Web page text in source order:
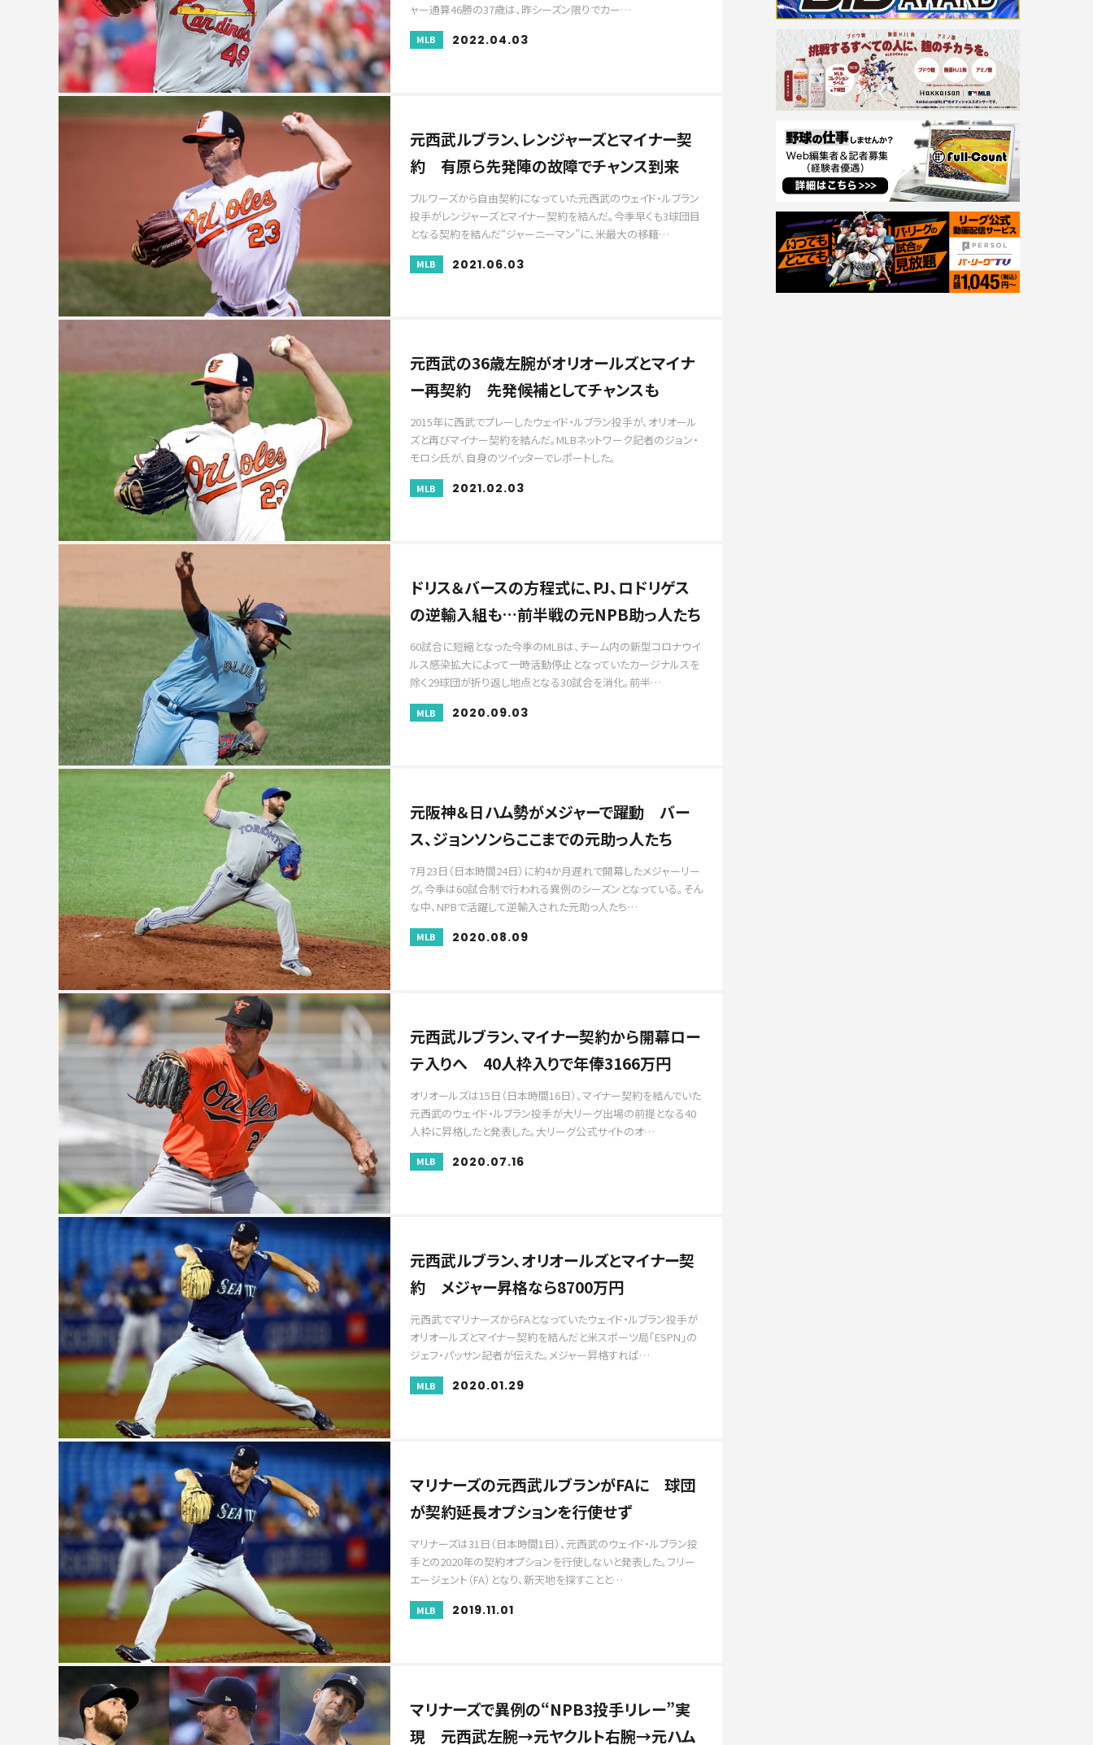
ャー通算46勝の37歳は、昨シーズン限りでカー…
MLB 2022.04.03
元西武ルブラン、レンジャーズとマイナー契
約 有原ら先発陣の故障でチャンス到来
ブルワーズから自由契約になっていた元西武のウェイド・ルブラン
投手がレンジャーズとマイナー契約を結んだ。今季早くも3球団目
となる契約を結んだ“ジャーニーマン”に、米最大の移籍…
MLB 2021.06.03
元西武の36歳左腕がオリオールズとマイナ
ー再契約 先発候補としてチャンスも
2015年に西武でプレーしたウェイド・ルブラン投手が、オリオール
ズと再びマイナー契約を結んだ。MLBネットワーク記者のジョン・
モロシ氏が、自身のツイッターでレポートした。
MLB 2021.02.03
ドリス＆バースの方程式に、PJ、ロドリゲス
の逆輸入組も…前半戦の元NPB助っ人たち
60試合に短縮となった今季のMLBは、チーム内の新型コロナウイ
ルス感染拡大によって一時活動停止となっていたカージナルスを
除く29球団が折り返し地点となる30試合を消化。前半…
MLB 2020.09.03
元阪神＆日ハム勢がメジャーで躍動 バー
ス、ジョンソンらここまでの元助っ人たち
7月23日（日本時間24日）に約4か月遅れで開幕したメジャーリー
グ。今季は60試合制で行われる異例のシーズンとなっている。そん
な中、NPBで活躍して逆輸入された元助っ人たち…
MLB 2020.08.09
元西武ルブラン、マイナー契約から開幕ロー
テ入りへ 40人枠入りで年俸3166万円
オリオールズは15日（日本時間16日）、マイナー契約を結んでいた
元西武のウェイド・ルブラン投手が大リーグ出場の前提となる40
人枠に昇格したと発表した。大リーグ公式サイトのオ…
MLB 2020.07.16
元西武ルブラン、オリオールズとマイナー契
約 メジャー昇格なら8700万円
元西武でマリナーズからFAとなっていたウェイド・ルブラン投手が
オリオールズとマイナー契約を結んだと米スポーツ局「ESPN」の
ジェフ・パッサン記者が伝えた。メジャー昇格すれば…
MLB 2020.01.29
マリナーズの元西武ルブランがFAに 球団
が契約延長オプションを行使せず
マリナーズは31日（日本時間1日）、元西武のウェイド・ルブラン投
手との2020年の契約オプションを行使しないと発表した。フリー
エージェント（FA）となり、新天地を探すことと…
MLB 2019.11.01
マリナーズで異例の“NPB3投手リレー”実
現 元西武左腕→元ヤクルト右腕→元ハム